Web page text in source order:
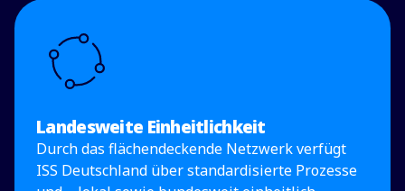
Landesweite Einheitlichkeit
Durch das flächendeckende Netzwerk verfügt
ISS Deutschland über standardisierte Prozesse